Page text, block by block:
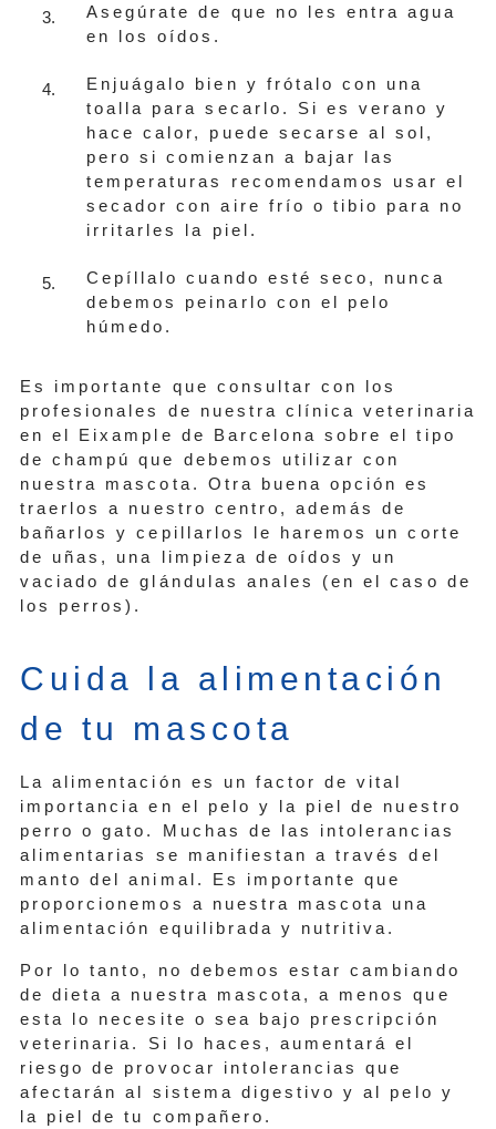
Asegúrate de que no les entra agua
en los oídos.
Enjuágalo bien y frótalo con una
toalla para secarlo. Si es verano y
hace calor, puede secarse al sol,
pero si comienzan a bajar las
temperaturas recomendamos usar el
secador con aire frío o tibio para no
irritarles la piel.
Cepíllalo cuando esté seco, nunca
debemos peinarlo con el pelo
húmedo.
Es importante que consultar con los
profesionales de nuestra clínica veterinaria
en el Eixample de Barcelona sobre el tipo
de champú que debemos utilizar con
nuestra mascota. Otra buena opción es
traerlos a nuestro centro, además de
bañarlos y cepillarlos le haremos un corte
de uñas, una limpieza de oídos y un
vaciado de glándulas anales (en el caso de
los perros).
Cuida la alimentación
de tu mascota
La alimentación es un factor de vital
importancia en el pelo y la piel de nuestro
perro o gato. Muchas de las intolerancias
alimentarias se manifiestan a través del
manto del animal. Es importante que
proporcionemos a nuestra mascota una
alimentación equilibrada y nutritiva.
Por lo tanto, no debemos estar cambiando
de dieta a nuestra mascota, a menos que
esta lo necesite o sea bajo prescripción
veterinaria. Si lo haces, aumentará el
riesgo de provocar intolerancias que
afectarán al sistema digestivo y al pelo y
la piel de tu compañero.